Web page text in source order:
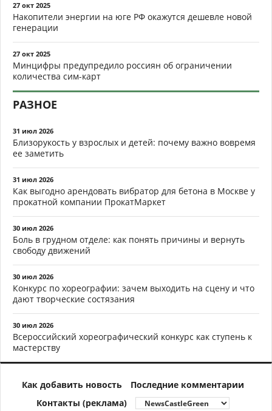
27 окт 2025
Накопители энергии на юге РФ окажутся дешевле новой
генерации
27 окт 2025
Минцифры предупредило россиян об ограничении
количества сим-карт
РАЗНОЕ
31 июл 2026
Близорукость у взрослых и детей: почему важно вовремя
ее заметить
31 июл 2026
Как выгодно арендовать вибратор для бетона в Москве у
прокатной компании ПрокатМаркет
30 июл 2026
Боль в грудном отделе: как понять причины и вернуть
свободу движений
30 июл 2026
Конкурс по хореографии: зачем выходить на сцену и что
дают творческие состязания
30 июл 2026
Всероссийский хореографический конкурс как ступень к
мастерству
Как добавить новость
Последние комментарии
Контакты (реклама)